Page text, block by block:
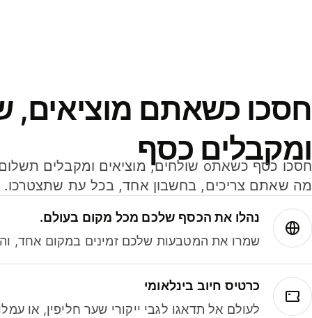
חסכו כשאתם מוציאים,
ומקבלים כסף
מה שאתם צריכים, בחשבון אחד, בכל עת שתצטרכו.
נהלו את הכסף שלכם מכל מקום בעולם.
שמרו את המטבעות שלכם זמינים במקום אחד,
כרטיס חיוב בינלאומי
לעולם אל תדאגו לגבי ייקורי שער חליפין, או